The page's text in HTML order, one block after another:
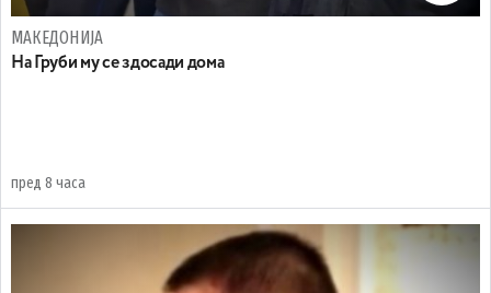
МАКЕДОНИЈА
На Груби му се здосади дома
пред 8 часа